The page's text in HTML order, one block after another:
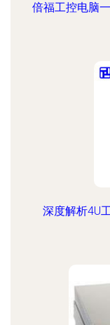
倍福工控电脑
深度解析4U